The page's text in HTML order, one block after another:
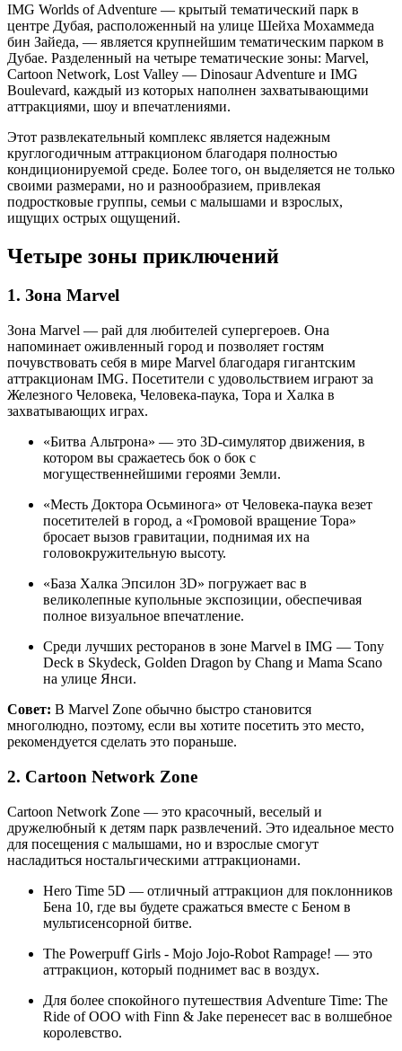
IMG Worlds of Adventure — крытый тематический парк в
центре Дубая, расположенный на улице Шейха Мохаммеда
бин Зайеда, — является крупнейшим тематическим парком в
Дубае. Разделенный на четыре тематические зоны: Marvel,
Cartoon Network, Lost Valley — Dinosaur Adventure и IMG
Boulevard, каждый из которых наполнен захватывающими
аттракциями, шоу и впечатлениями.
Этот развлекательный комплекс является надежным
круглогодичным аттракционом благодаря полностью
кондиционируемой среде. Более того, он выделяется не только
своими размерами, но и разнообразием, привлекая
подростковые группы, семьи с малышами и взрослых,
ищущих острых ощущений.
Четыре зоны приключений
1. Зона Marvel
Зона Marvel — рай для любителей супергероев. Она
напоминает оживленный город и позволяет гостям
почувствовать себя в мире Marvel благодаря гигантским
аттракционам IMG. Посетители с удовольствием играют за
Железного Человека, Человека-паука, Тора и Халка в
захватывающих играх.
«Битва Альтрона» — это 3D-симулятор движения, в
котором вы сражаетесь бок о бок с
могущественнейшими героями Земли.
«Месть Доктора Осьминога» от Человека-паука везет
посетителей в город, а «Громовой вращение Тора»
бросает вызов гравитации, поднимая их на
головокружительную высоту.
«База Халка Эпсилон 3D» погружает вас в
великолепные купольные экспозиции, обеспечивая
полное визуальное впечатление.
Среди лучших ресторанов в зоне Marvel в IMG — Tony
Deck в Skydeck, Golden Dragon by Chang и Mama Scano
на улице Янси.
Совет: В Marvel Zone обычно быстро становится
многолюдно, поэтому, если вы хотите посетить это место,
рекомендуется сделать это пораньше.
2. Cartoon Network Zone
Cartoon Network Zone — это красочный, веселый и
дружелюбный к детям парк развлечений. Это идеальное место
для посещения с малышами, но и взрослые смогут
насладиться ностальгическими аттракционами.
Hero Time 5D — отличный аттракцион для поклонников
Бена 10, где вы будете сражаться вместе с Беном в
мультисенсорной битве.
The Powerpuff Girls - Mojo Jojo-Robot Rampage! — это
аттракцион, который поднимет вас в воздух.
Для более спокойного путешествия Adventure Time: The
Ride of OOO with Finn & Jake перенесет вас в волшебное
королевство.